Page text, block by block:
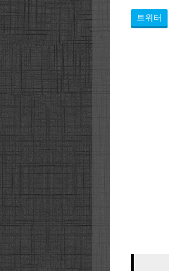
트위터